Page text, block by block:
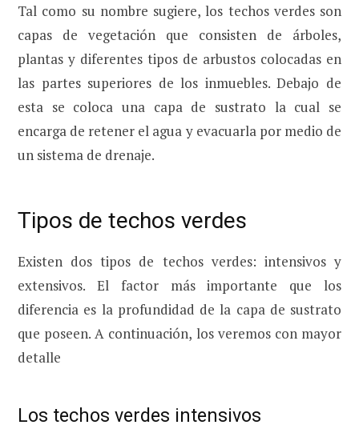
Tal como su nombre sugiere, los techos verdes son
capas de vegetación que consisten de árboles,
plantas y diferentes tipos de arbustos colocadas en
las partes superiores de los inmuebles. Debajo de
esta se coloca una capa de sustrato la cual se
encarga de retener el agua y evacuarla por medio de
un sistema de drenaje.
Tipos de techos verdes
Existen dos tipos de techos verdes: intensivos y
extensivos. El factor más importante que los
diferencia es la profundidad de la capa de sustrato
que poseen. A continuación, los veremos con mayor
detalle
Los techos verdes intensivos